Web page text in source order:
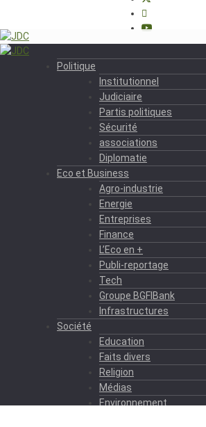
Politique
Institutionnel
Judiciaire
Partis politiques
Sécurité
associations
Diplomatie
Eco et Business
Agro-industrie
Energie
Entreprises
Finance
L’Eco en +
Publi-reportage
Tech
Groupe BGFIBank
Infrastructures
Société
Education
Faits divers
Religion
Médias
Environnement